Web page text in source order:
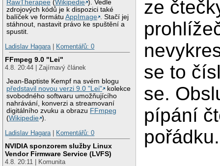
RawTherapee (Wikipedie ). Vedle
zdrojových kódů je k dispozici také
balíček ve formátuAppImage . Stačí jej
stáhnout, nastavit právo ke spuštění a
spustit.
Ladislav Hagara| Komentářů: 0
FFmpeg 9.0 "Lei"
4.8. 20:44 | Zajímavý článek
Jean-Baptiste Kempf na svém blogu
představil novou verzi 9.0 "Lei"
kolekce
svobodného softwaru umožňujícího
nahrávání, konverzi a streamovaní
digitálního zvuku a obrazu FFmpeg
(Wikipedie ).
Ladislav Hagara| Komentářů: 0
NVIDIA sponzorem služby Linux
Vendor Firmware Service (LVFS)
4.8. 20:11 | Komunita
ze
se to
se.
pípání
pořádku.